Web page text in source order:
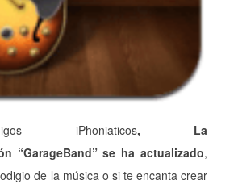
iPhoniaticos, La
“GarageBand” se ha actualizado,
de la música o si te encanta crear